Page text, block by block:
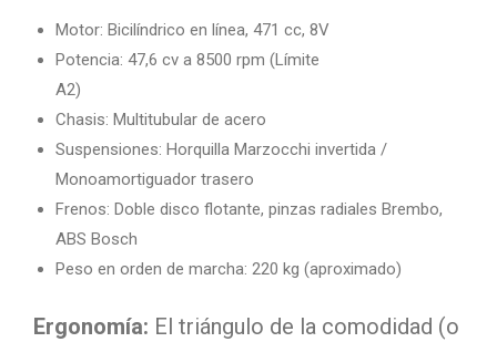
Motor: Bicilíndrico en línea, 471 cc, 8V
Potencia: 47,6 cv a 8500 rpm (Límite
A2)
Chasis: Multitubular de acero
Suspensiones: Horquilla Marzocchi invertida /
Monoamortiguador trasero
Frenos: Doble disco flotante, pinzas radiales Brembo,
ABS Bosch
Peso en orden de marcha: 220 kg (aproximado)
Ergonomía: El triángulo de la comodidad (o